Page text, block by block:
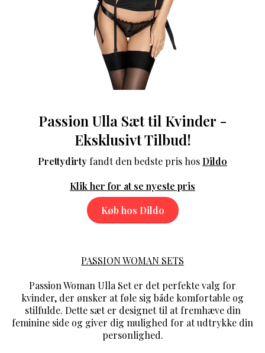
Passion Ulla Sæt til Kvinder -
Eksklusivt Tilbud!
Prettydirty fandt den bedste pris hos Dildo
Klik her for at se nyeste pris
Køb hos Dildo
PASSION WOMAN SETS
Passion Woman Ulla Set er det perfekte valg for
kvinder, der ønsker at føle sig både komfortable og
stilfulde. Dette sæt er designet til at fremhæve din
feminine side og giver dig mulighed for at udtrykke din
personlighed.